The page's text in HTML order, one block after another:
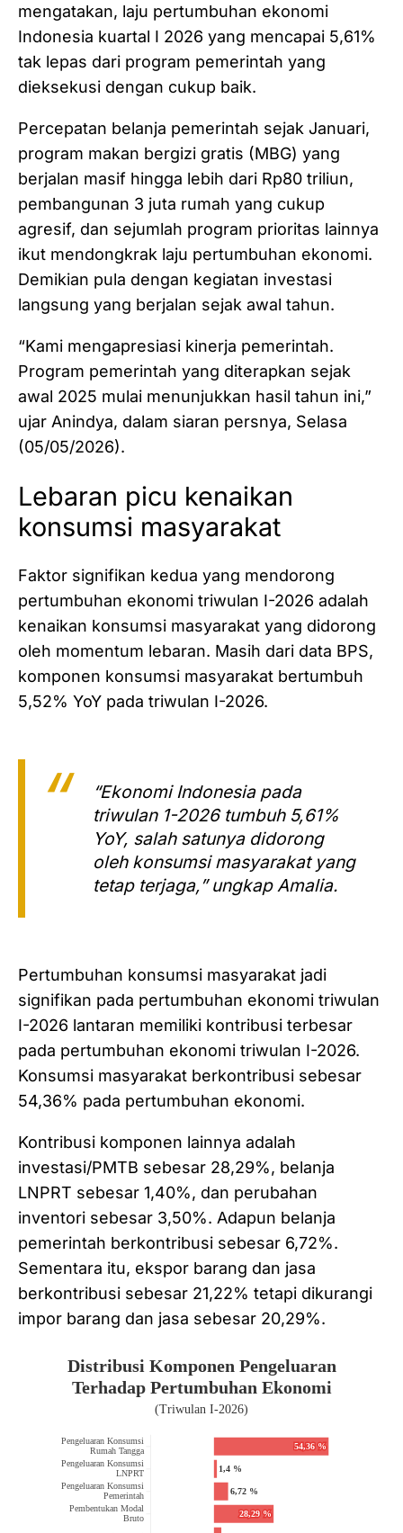
mengatakan, laju pertumbuhan ekonomi
Indonesia kuartal I 2026 yang mencapai 5,61%
tak lepas dari program pemerintah yang
dieksekusi dengan cukup baik.
Percepatan belanja pemerintah sejak Januari,
program makan bergizi gratis (MBG) yang
berjalan masif hingga lebih dari Rp80 triliun,
pembangunan 3 juta rumah yang cukup
agresif, dan sejumlah program prioritas lainnya
ikut mendongkrak laju pertumbuhan ekonomi.
Demikian pula dengan kegiatan investasi
langsung yang berjalan sejak awal tahun.
“Kami mengapresiasi kinerja pemerintah.
Program pemerintah yang diterapkan sejak
awal 2025 mulai menunjukkan hasil tahun ini,”
ujar Anindya, dalam siaran persnya, Selasa
(05/05/2026).
Lebaran picu kenaikan
konsumsi masyarakat
Faktor signifikan kedua yang mendorong
pertumbuhan ekonomi triwulan I-2026 adalah
kenaikan konsumsi masyarakat yang didorong
oleh momentum lebaran. Masih dari data BPS,
komponen konsumsi masyarakat bertumbuh
5,52% YoY pada triwulan I-2026.
“Ekonomi Indonesia pada
triwulan 1-2026 tumbuh 5,61%
YoY, salah satunya didorong
oleh konsumsi masyarakat yang
tetap terjaga,” ungkap Amalia.
Pertumbuhan konsumsi masyarakat jadi
signifikan pada pertumbuhan ekonomi triwulan
I-2026 lantaran memiliki kontribusi terbesar
pada pertumbuhan ekonomi triwulan I-2026.
Konsumsi masyarakat berkontribusi sebesar
54,36% pada pertumbuhan ekonomi.
Kontribusi komponen lainnya adalah
investasi/PMTB sebesar 28,29%, belanja
LNPRT sebesar 1,40%, dan perubahan
inventori sebesar 3,50%. Adapun belanja
pemerintah berkontribusi sebesar 6,72%.
Sementara itu, ekspor barang dan jasa
berkontribusi sebesar 21,22% tetapi dikurangi
impor barang dan jasa sebesar 20,29%.